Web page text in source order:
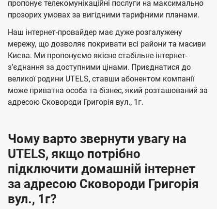
ї
U
t
e
l
s
а
ч
е
н
н
я
а
ч
е
н
н
я
пропонує телекомунікаційні послуги на максимально
прозорих умовах за вигідними тарифними планами.
Наш інтернет-провайдер має дуже розгалужену
мережу, що дозволяє покривати всі райони та масиви
Києва. Ми пропонуємо якісне стабільне інтернет-
зʼєднання за доступними цінами. Приєднатися до
великої родини UTELS, ставши абонентом компанії
може приватна особа та бізнес, який розташований за
адресою Сковороди Григорія вул., 1г.
Чому варто звернути увагу на
UTELS, якщо потрібно
підключити домашній інтернет
за адресою Сковороди Григорія
вул., 1г?